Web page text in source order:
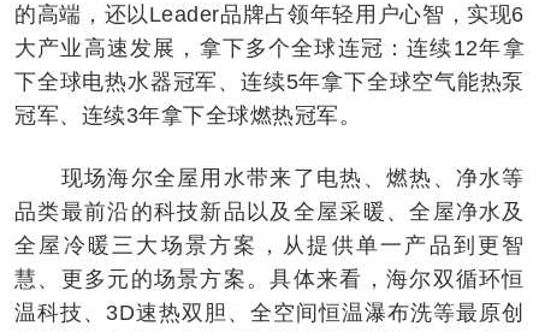
的高端，还以Leader品牌占领年轻用户心智，实现6
大产业高速发展，拿下多个全球连冠：连续12年拿
下全球电热水器冠军、连续5年拿下全球空气能热泵
冠军、连续3年拿下全球燃热冠军。
现场海尔全屋用水带来了电热、燃热、净水等
品类最前沿的科技新品以及全屋采暖、全屋净水及
全屋冷暖三大场景方案，从提供单一产品到更智
慧、更多元的场景方案。具体来看，海尔双循环恒
温科技、3D速热双胆、全空间恒温瀑布洗等最原创